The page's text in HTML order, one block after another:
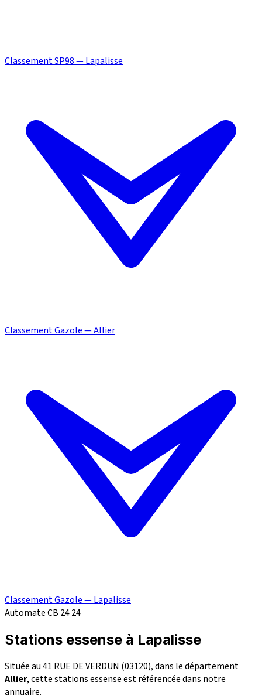
Classement SP98 — Lapalisse
Classement Gazole — Allier
Classement Gazole — Lapalisse
Automate CB 2424
Stations essense à Lapalisse
Située au 41 RUE DE VERDUN (03120), dans le département
Allier, cette stations essense est référencée dans notre
annuaire.